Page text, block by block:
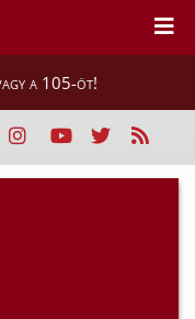
a 105-öt!